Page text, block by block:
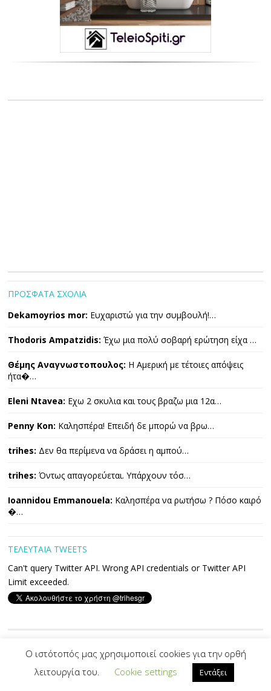
ΠΡΟΣΦΑΤΑ ΣΧΟΛΙΑ
Dekamoyrios mor: Ευχαριστώ για την συμβουλή!…
Thodoris Ampatzidis: Έχω μια πολύ σοβαρή ερώτηση είχα …
Θέμης Αναγνωστοπουλος: Η Αμερική με τέτοιες απόψεις
ήτα�…
Eleni Ntavea: Εχω 2 σκυλια και τους βραζω μια 12α…
Penny Kon: Καλησπέρα! Επειδή δε μπορώ να βρω…
trihes: Δεν θα περίμενα να δράσει η αμπού…
trihes: Όντως απαγορεύεται. Υπάρχουν τόσ…
Ioannidou Emmanouela: Καλησπέρα να ρωτήσω ? Πόσο καιρό
�…
ΤΕΛΕΥΤΑΙΑ TWEETS
Can't query Twitter API. Wrong API credentials or Twitter API
Limit exceeded.
Copyright © 2026 ΤΡΙΧΕΣ. All Rights Reserved.
Designed by
Developed By -|PVS|-
Ο ιστότοπός μας χρησιμοποιεί cookies για την ορθή
λειτουργία του.
Cookie settings Εντάξει